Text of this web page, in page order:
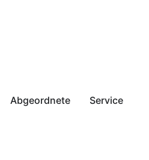
Abgeordnete Service